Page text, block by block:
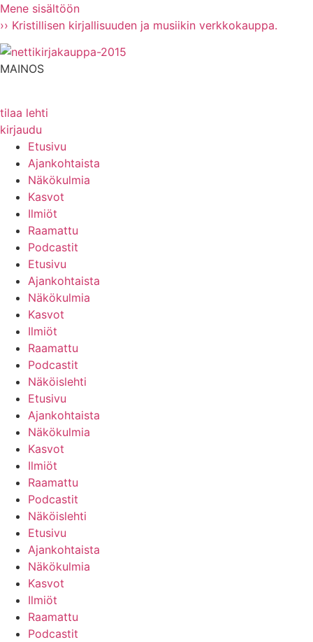
Mene sisältöön
›› Kristillisen kirjallisuuden ja musiikin verkkokauppa.
MAINOS
tilaa lehti
kirjaudu
Etusivu
Ajankohtaista
Näkökulmia
Kasvot
Ilmiöt
Raamattu
Podcastit
Etusivu
Ajankohtaista
Näkökulmia
Kasvot
Ilmiöt
Raamattu
Podcastit
Näköislehti
Etusivu
Ajankohtaista
Näkökulmia
Kasvot
Ilmiöt
Raamattu
Podcastit
Näköislehti
Etusivu
Ajankohtaista
Näkökulmia
Kasvot
Ilmiöt
Raamattu
Podcastit